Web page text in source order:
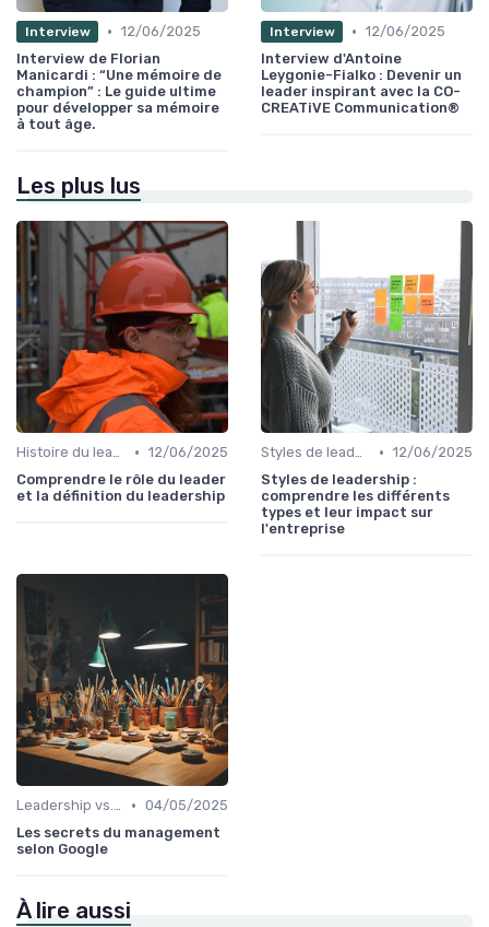
Interview • 12/06/2025
Interview de Florian
Manicardi : “Une mémoire de
champion” : Le guide ultime
pour développer sa mémoire
à tout âge.
Interview • 12/06/2025
Interview d'Antoine
Leygonie-Fialko : Devenir un
leader inspirant avec la CO-
CREATiVE Communication®
Les plus lus
Histoire du leadership • 12/06/2025
Comprendre le rôle du leader
et la définition du leadership
Styles de leadership • 12/06/2025
Styles de leadership :
comprendre les différents
types et leur impact sur
l'entreprise
Leadership vs. Management • 04/05/2025
Les secrets du management
selon Google
À lire aussi